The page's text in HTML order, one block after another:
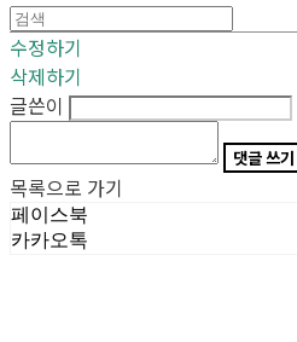
수정하기
삭제하기
글쓴이
댓글 쓰기
목록으로 가기
페이스북
카카오톡